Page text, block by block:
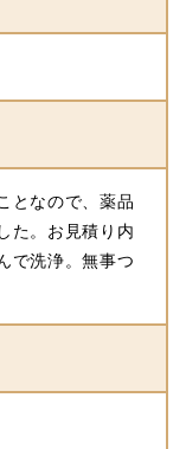
となので、薬品
た。お見積り内
で洗浄。無事つ